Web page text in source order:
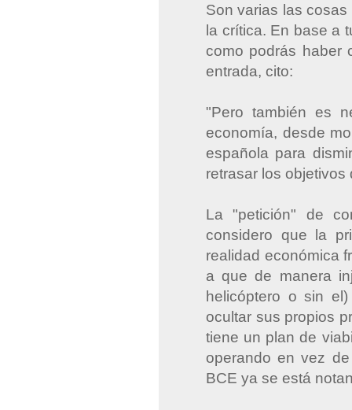
Son varias las
la crítica. En base a
como podrás haber
entrada, cito:
"Pero también es
economía, desde
española para
retrasar los
La "petición" de
considero que la
realidad económica
a que de manera
helicóptero o sin
ocultar sus propios
tiene un plan de
operando en vez
BCE ya se está